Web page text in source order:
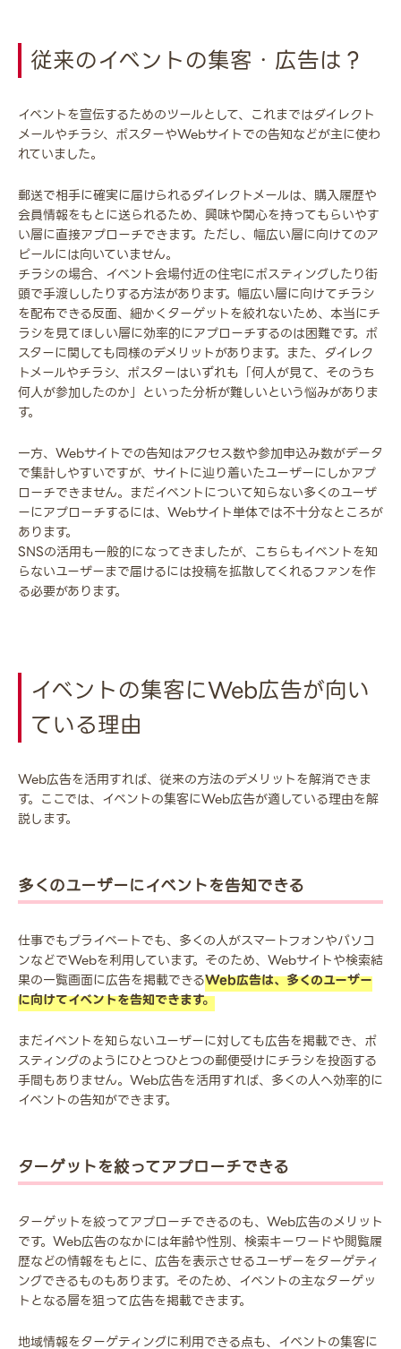
従来のイベントの集客・広告は？
イベントを宣伝するためのツールとして、これまではダイレクト
メールやチラシ、ポスターやWebサイトでの告知などが主に使わ
れていました。
郵送で相手に確実に届けられるダイレクトメールは、購入履歴や
会員情報をもとに送られるため、興味や関心を持ってもらいやす
い層に直接アプローチできます。ただし、幅広い層に向けてのア
ピールには向いていません。
チラシの場合、イベント会場付近の住宅にポスティングしたり街
頭で手渡ししたりする方法があります。幅広い層に向けてチラシ
を配布できる反面、細かくターゲットを絞れないため、本当にチ
ラシを見てほしい層に効率的にアプローチするのは困難です。ポ
スターに関しても同様のデメリットがあります。また、ダイレク
トメールやチラシ、ポスターはいずれも「何人が見て、そのうち
何人が参加したのか」といった分析が難しいという悩みがありま
す。
一方、Webサイトでの告知はアクセス数や参加申込み数がデータ
で集計しやすいですが、サイトに辿り着いたユーザーにしかアプ
ローチできません。まだイベントについて知らない多くのユーザ
ーにアプローチするには、Webサイト単体では不十分なところが
あります。
SNSの活用も一般的になってきましたが、こちらもイベントを知
らないユーザーまで届けるには投稿を拡散してくれるファンを作
る必要があります。
イベントの集客にWeb広告が向い
ている理由
Web広告を活用すれば、従来の方法のデメリットを解消できま
す。ここでは、イベントの集客にWeb広告が適している理由を解
説します。
多くのユーザーにイベントを告知できる
仕事でもプライベートでも、多くの人がスマートフォンやパソコ
ンなどでWebを利用しています。そのため、Webサイトや検索結
果の一覧画面に広告を掲載できるWeb広告は、多くのユーザー
に向けてイベントを告知できます。
まだイベントを知らないユーザーに対しても広告を掲載でき、ポ
スティングのようにひとつひとつの郵便受けにチラシを投函する
手間もありません。Web広告を活用すれば、多くの人へ効率的に
イベントの告知ができます。
ターゲットを絞ってアプローチできる
ターゲットを絞ってアプローチできるのも、Web広告のメリット
です。Web広告のなかには年齢や性別、検索キーワードや閲覧履
歴などの情報をもとに、広告を表示させるユーザーをターゲティ
ングできるものもあります。そのため、イベントの主なターゲッ
トとなる層を狙って広告を掲載できます。
地域情報をターゲティングに利用できる点も、イベントの集客に